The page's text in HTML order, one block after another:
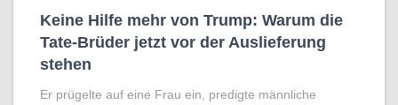
Keine Hilfe mehr von Trump: Warum die
Tate-Brüder jetzt vor der Auslieferung
stehen
Er prügelte auf eine Frau ein, predigte männliche